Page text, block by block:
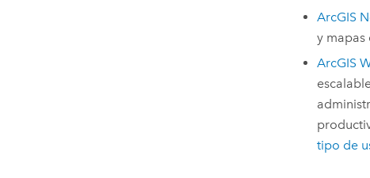
ArcGIS
y mapas
ArcGIS
tipo de